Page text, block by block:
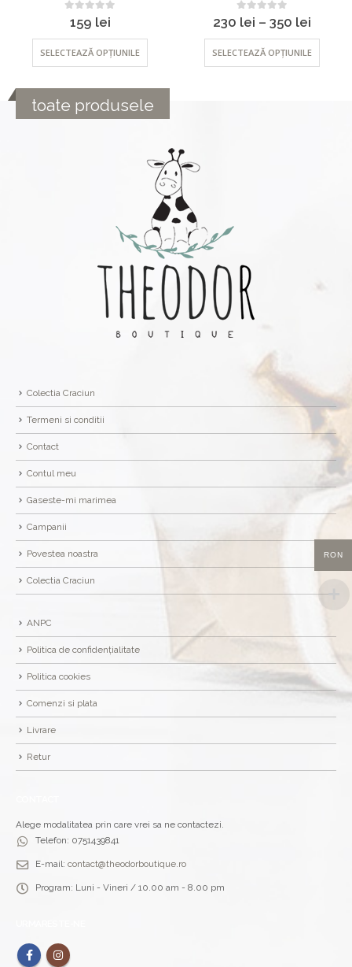
out of 5
159 lei
SELECTEAZĂ OPȚIUNILE
0out of 5
230 lei – 350 lei
SELECTEAZĂ OPȚIUNILE
toate produsele
Colectia Craciun
Termeni si conditii
Contact
Contul meu
Gaseste-mi marimea
Campanii
Povestea noastra
Colectia Craciun
ANPC
Politica de confidențialitate
Politica cookies
Comenzi si plata
Livrare
Retur
Alege modalitatea prin care vrei sa ne contactezi.
Telefon: 0751439841
E-mail: contact@theodorboutique.ro
Program: Luni - Vineri / 10.00 am - 8.00 pm
RON